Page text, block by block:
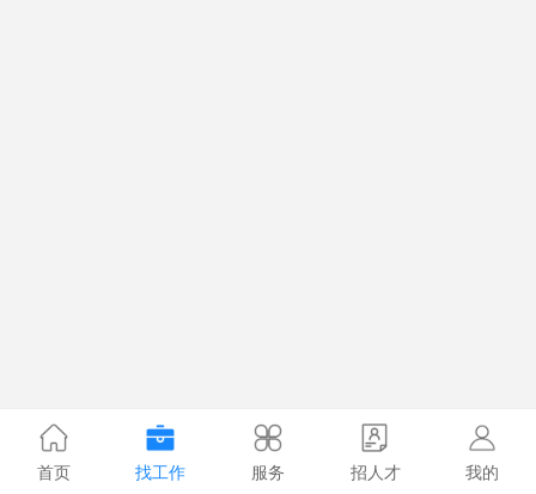
首页 找工作 服务 招人才 我的